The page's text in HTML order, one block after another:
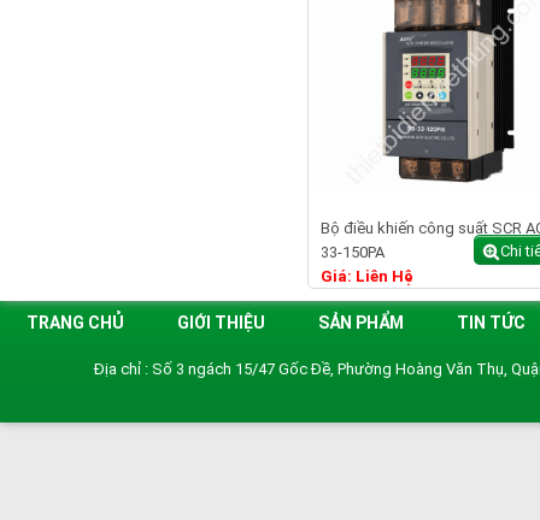
Bộ điều khiến công suất SCR
33-150PA
Giá: Liên Hệ
Chi
TRANG CHỦ GIỚI THIỆU SẢN PHẨM TIN TỨC
Địa chỉ : Số 3 ngách 15/47 Gốc Đề, Phường Hoàng Văn Thụ,